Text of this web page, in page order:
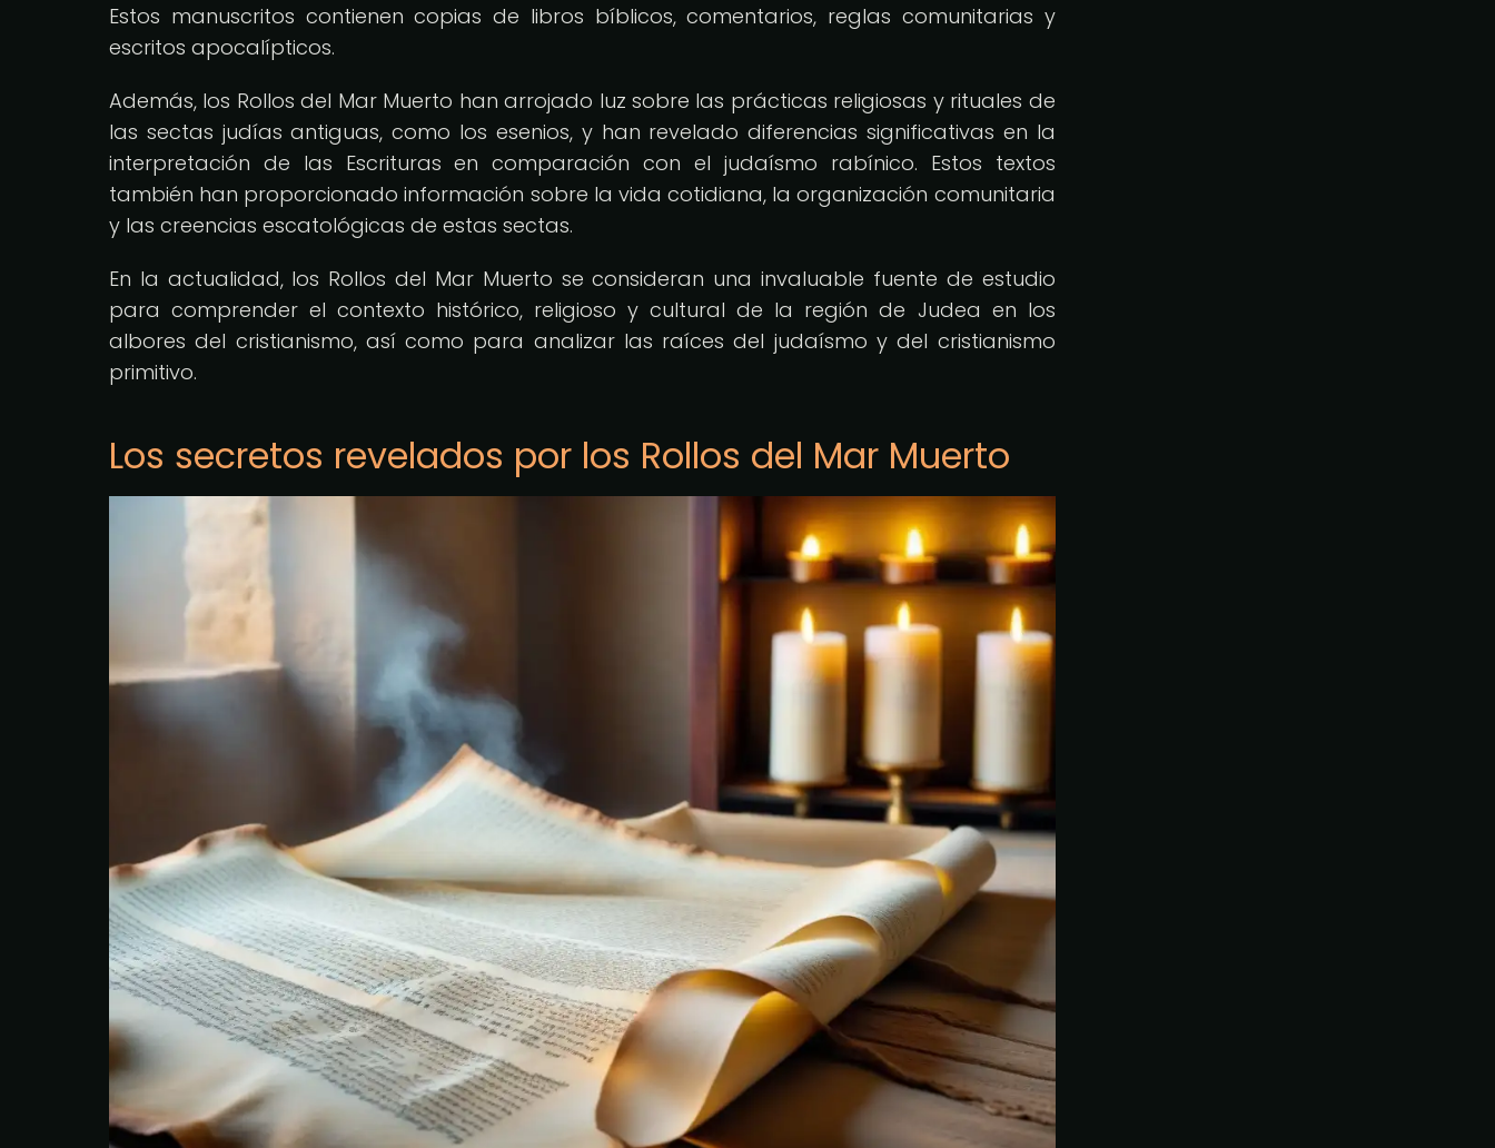
Estos manuscritos contienen copias de libros bíblicos, comentarios, reglas comunitarias y
escritos apocalípticos.
Además, los Rollos del Mar Muerto han arrojado luz sobre las prácticas religiosas y rituales de
las sectas judías antiguas, como los esenios, y han revelado diferencias significativas en la
interpretación de las Escrituras en comparación con el judaísmo rabínico. Estos textos
también han proporcionado información sobre la vida cotidiana, la organización comunitaria
y las creencias escatológicas de estas sectas.
En la actualidad, los Rollos del Mar Muerto se consideran una invaluable fuente de estudio
para comprender el contexto histórico, religioso y cultural de la región de Judea en los
albores del cristianismo, así como para analizar las raíces del judaísmo y del cristianismo
primitivo.
Los secretos revelados por los Rollos del Mar Muerto